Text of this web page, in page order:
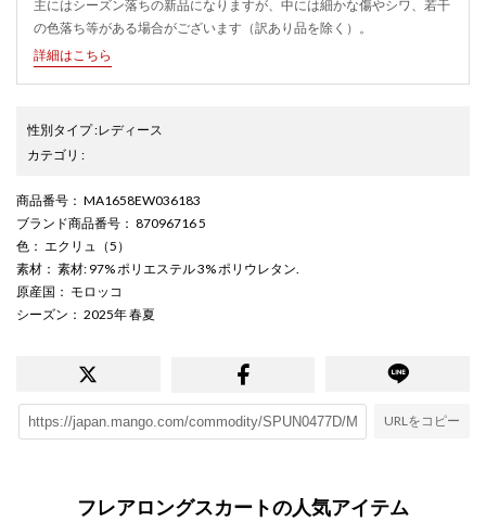
主にはシーズン落ちの新品になりますが、中には細かな傷やシワ、若干
の色落ち等がある場合がございます（訳あり品を除く）。
詳細はこちら
性別タイプ:レディース
カテゴリ :
商品番号 ： MA1658EW036183
ブランド商品番号 ： 87096716 5
色 ： エクリュ（5）
素材 ： 素材: 97% ポリエステル 3% ポリウレタン.
原産国 ： モロッコ
シーズン ： 2025年 春夏
URLをコピー
フレアロングスカートの人気アイテム